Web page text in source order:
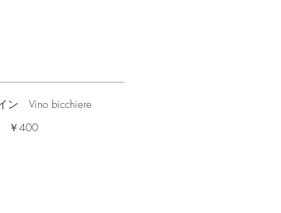
ン Vino bicchiere
￥400